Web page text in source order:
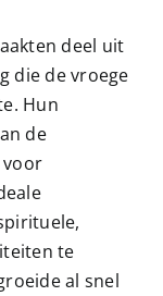
deel uit
die de vroege
Hun
de
voor
te
al snel